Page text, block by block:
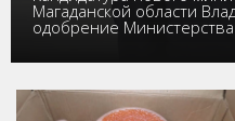
Магаданской области
одобрение